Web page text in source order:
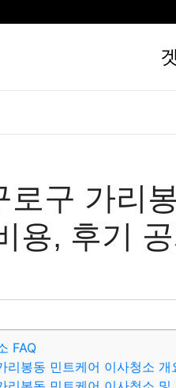
로구 가리
용, 후기
FAQ
리봉동 민트케어 이사청소 개